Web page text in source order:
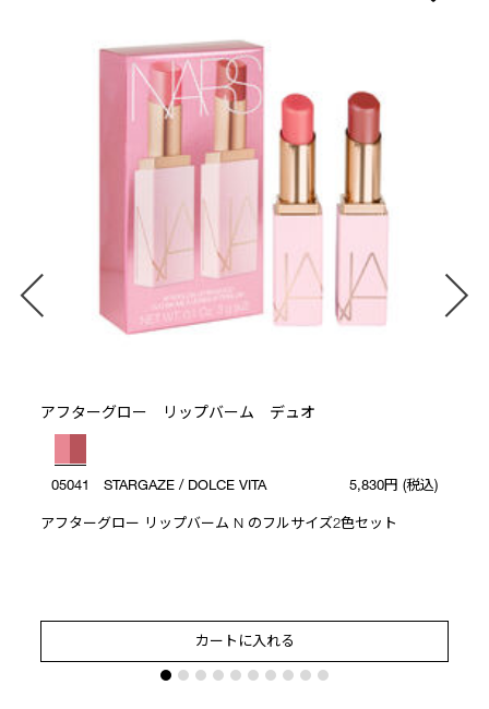
アフターグロー リップバーム デュオ
05041 STARGAZE / DOLCE VITA 5,830円 (税込)
アフターグロー リップバーム N のフルサイズ2色セット
カートに入れる